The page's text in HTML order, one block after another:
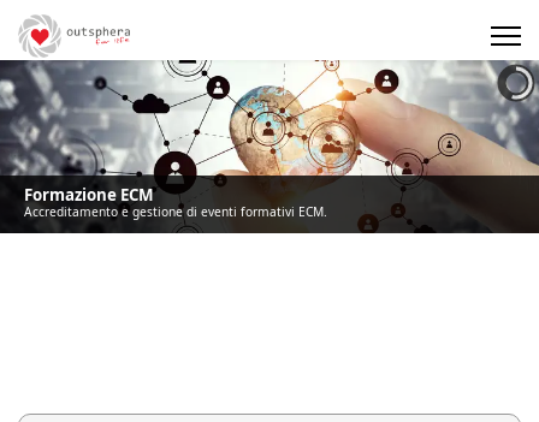
Formazione ECM
Accreditamento e gestione di eventi formativi ECM.